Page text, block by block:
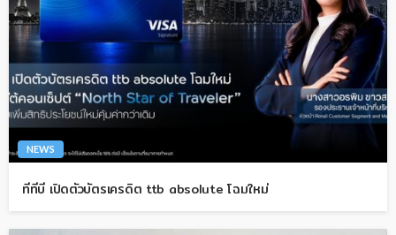
NEWS
ทีทีบี เปิดตัวบัตรเครดิต ttb absolute โฉมใหม่